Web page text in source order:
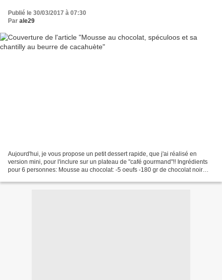
Publié le 30/03/2017 à 07:30
Par ale29
Aujourd'hui, je vous propose un petit dessert rapide, que j'ai réalisé en
version mini, pour l'inclure sur un plateau de "café gourmand"!! Ingrédients
pour 6 personnes: Mousse au chocolat: -5 oeufs -180 gr de chocolat noir